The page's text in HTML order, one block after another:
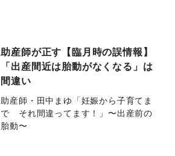
助産師が正す【臨月時の誤情報】
「出産間近は胎動がなくなる」は
間違い
助産師・田中まゆ「妊娠から子育てま
で それ間違ってます！」〜出産前の
胎動〜